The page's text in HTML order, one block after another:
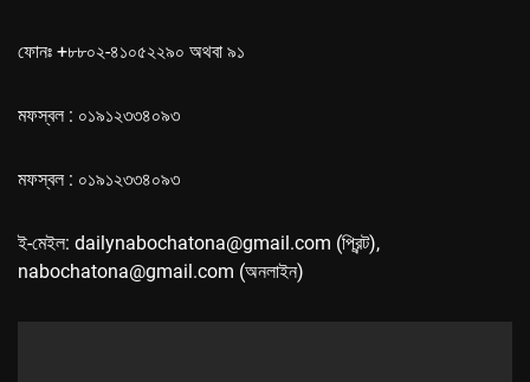
ফোনঃ +৮৮০২-৪১০৫২২৯০ অথবা ৯১
মফস্বল : ০১৯১২৩৩৪০৯৩
মফস্বল : ০১৯১২৩৩৪০৯৩
ই-মেইল: dailynabochatona@gmail.com (প্রিন্ট),
nabochatona@gmail.com (অনলাইন)